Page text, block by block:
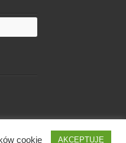
cookie AKCEPTUJĘ